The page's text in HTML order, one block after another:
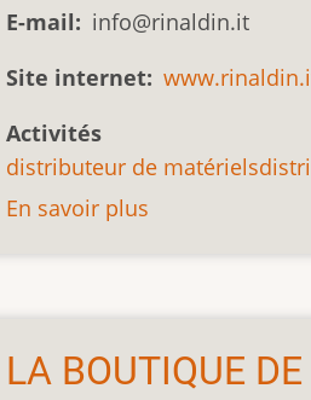
E-mail
info@rinaldin.it
Site internet
Activités
distributeur de matériels
En savoir plus
LA BOUTIQUE